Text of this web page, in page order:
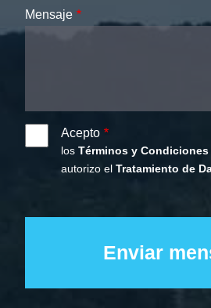
Mensaje
Acepto
losTérminos y Condiciones
autorizo elTratamiento de